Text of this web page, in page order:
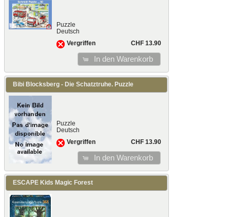
Puzzle
Deutsch
Vergriffen
CHF 13.90
In den Warenkorb
Bibi Blocksberg - Die Schatztruhe. Puzzle
Puzzle
Deutsch
Vergriffen
CHF 13.90
In den Warenkorb
ESCAPE Kids Magic Forest